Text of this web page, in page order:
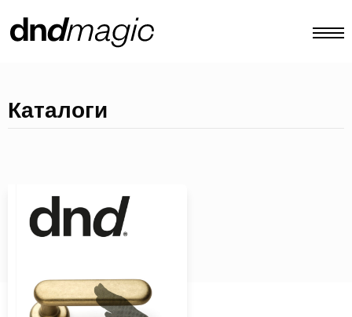
Другое
Каталоги